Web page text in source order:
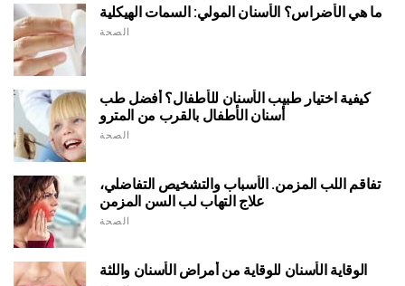
ما هي الأضراس؟ الأسنان المولي: السمات الهيكلية
الصحة
كيفية اختيار طبيب الأسنان للأطفال؟ أفضل طب
أسنان الأطفال بالقرب من المترو
الصحة
تفاقم اللب المزمن. الأسباب والتشخيص التفاضلي،
علاج التهاب لب السن المزمن
الصحة
الوقاية الأسنان للوقاية من أمراض الأسنان واللثة